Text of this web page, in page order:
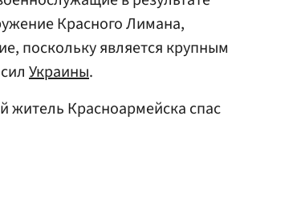
Красного Лимана,
поскольку является крупным
Украины.
житель Красноармейска спас